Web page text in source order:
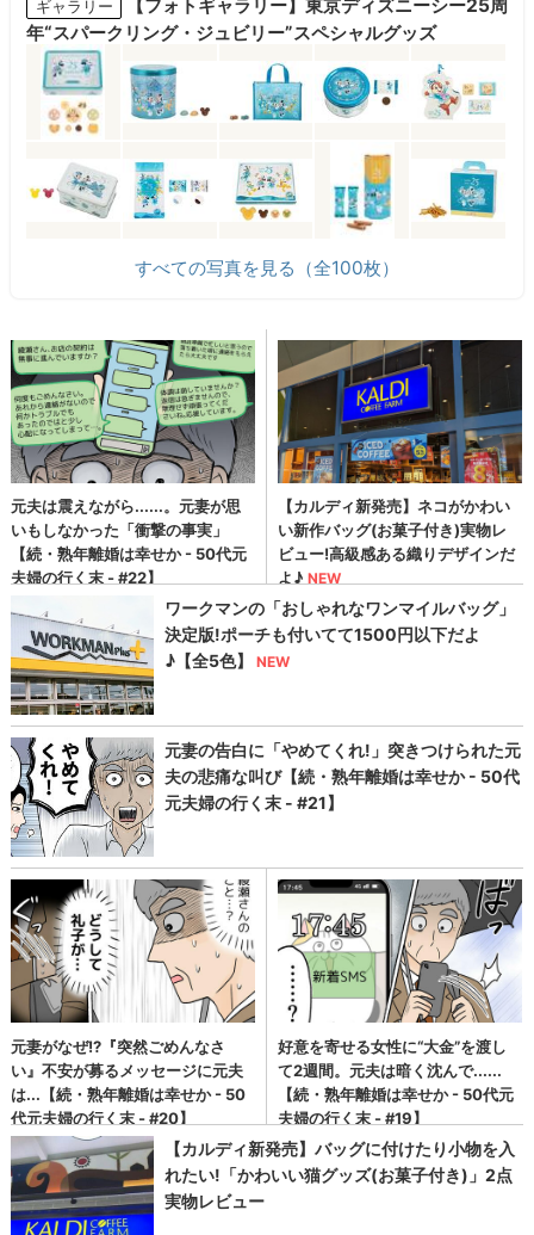
ギャラリー
【フォトギャラリー】東京ディズニーシー25周
年“スパークリング・ジュビリー”スペシャルグッズ
すべての写真を見る（全100枚）